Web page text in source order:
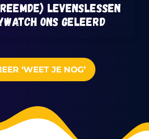
levenslessen
ons geleerd
‘WEET JE NOG’